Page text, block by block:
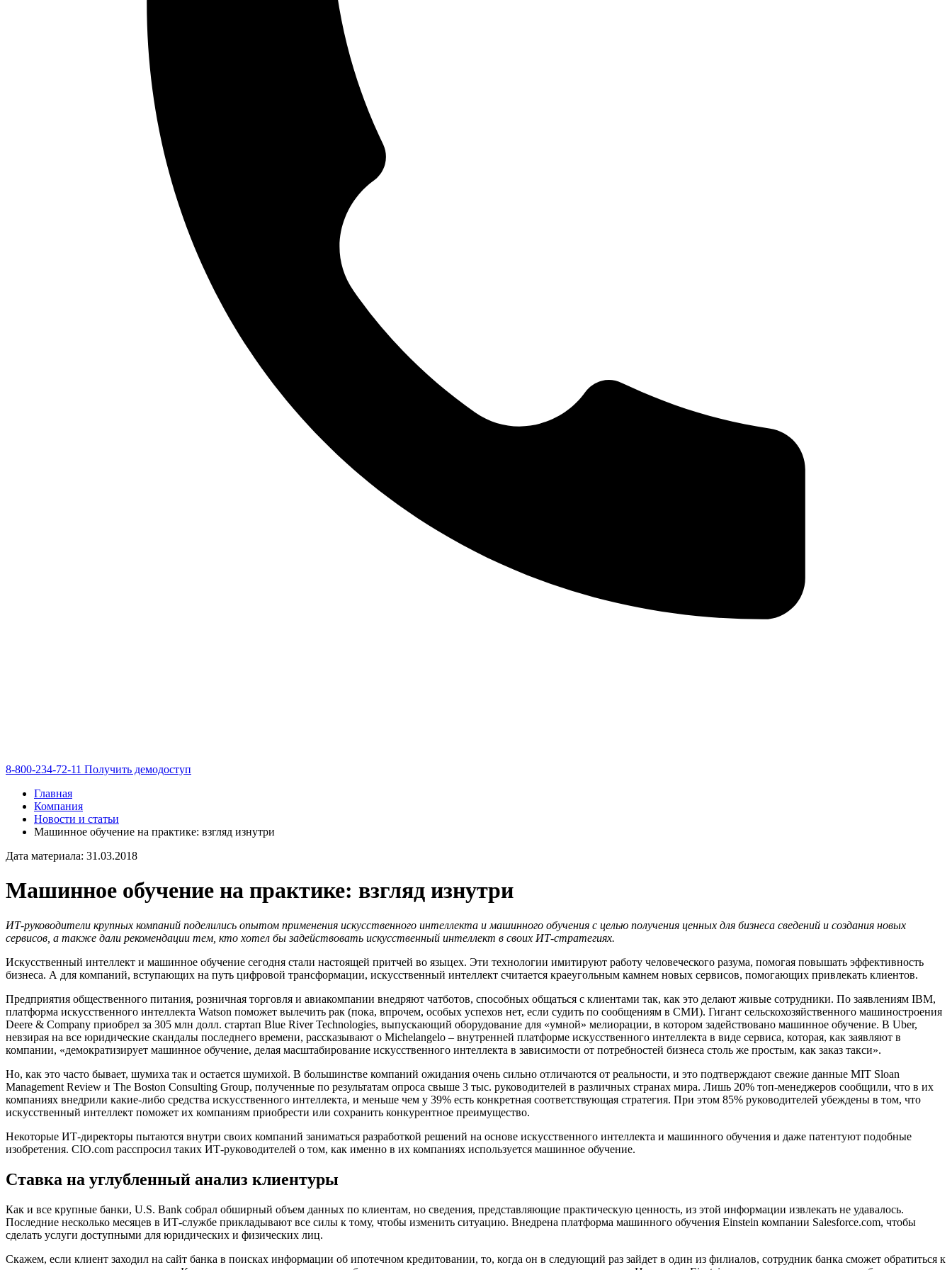
8-800-234-72-11 Получить демодоступ
Главная
Компания
Новости и статьи
Машинное обучение на практике: взгляд изнутри
Дата материала: 31.03.2018
Машинное обучение на практике: взгляд изнутри
ИТ-руководители крупных компаний поделились опытом применения искусственного интеллекта и машинного обучения с целью получения ценных для бизнеса сведений и создания новых
сервисов, а также дали рекомендации тем, кто хотел бы задействовать искусственный интеллект в своих ИТ-стратегиях.
Искусственный интеллект и машинное обучение сегодня стали настоящей притчей во языцех. Эти технологии имитируют работу человеческого разума, помогая повышать эффективность
бизнеса. А для компаний, вступающих на путь цифровой трансформации, искусственный интеллект считается краеугольным камнем новых сервисов, помогающих привлекать клиентов.
Предприятия общественного питания, розничная торговля и авиакомпании внедряют чатботов, способных общаться с клиентами так, как это делают живые сотрудники. По заявлениям IBM,
платформа искусственного интеллекта Watson поможет вылечить рак (пока, впрочем, особых успехов нет, если судить по сообщениям в СМИ). Гигант сельскохозяйственного машиностроения
Deere & Company приобрел за 305 млн долл. стартап Blue River Technologies, выпускающий оборудование для «умной» мелиорации, в котором задействовано машинное обучение. В Uber,
невзирая на все юридические скандалы последнего времени, рассказывают о Michelangelo – внутренней платформе искусственного интеллекта в виде сервиса, которая, как заявляют в
компании, «демократизирует машинное обучение, делая масштабирование искусственного интеллекта в зависимости от потребностей бизнеса столь же простым, как заказ такси».
Но, как это часто бывает, шумиха так и остается шумихой. В большинстве компаний ожидания очень сильно отличаются от реальности, и это подтверждают свежие данные MIT Sloan
Management Review и The Boston Consulting Group, полученные по результатам опроса свыше 3 тыс. руководителей в различных странах мира. Лишь 20% топ-менеджеров сообщили, что в их
компаниях внедрили какие-либо средства искусственного интеллекта, и меньше чем у 39% есть конкретная соответствующая стратегия. При этом 85% руководителей убеждены в том, что
искусственный интеллект поможет их компаниям приобрести или сохранить конкурентное преимущество.
Некоторые ИТ-директоры пытаются внутри своих компаний заниматься разработкой решений на основе искусственного интеллекта и машинного обучения и даже патентуют подобные
изобретения. CIO.com расспросил таких ИТ-руководителей о том, как именно в их компаниях используется машинное обучение.
Ставка на углубленный анализ клиентуры
Как и все крупные банки, U.S. Bank собрал обширный объем данных по клиентам, но сведения, представляющие практическую ценность, из этой информации извлекать не удавалось.
Последние несколько месяцев в ИТ-службе прикладывают все силы к тому, чтобы изменить ситуацию. Внедрена платформа машинного обучения Einstein компании Salesforce.com, чтобы
сделать услуги доступными для юридических и физических лиц.
Скажем, если клиент заходил на сайт банка в поисках информации об ипотечном кредитовании, то, когда он в следующий раз зайдет в один из филиалов, сотрудник банка сможет обратиться к